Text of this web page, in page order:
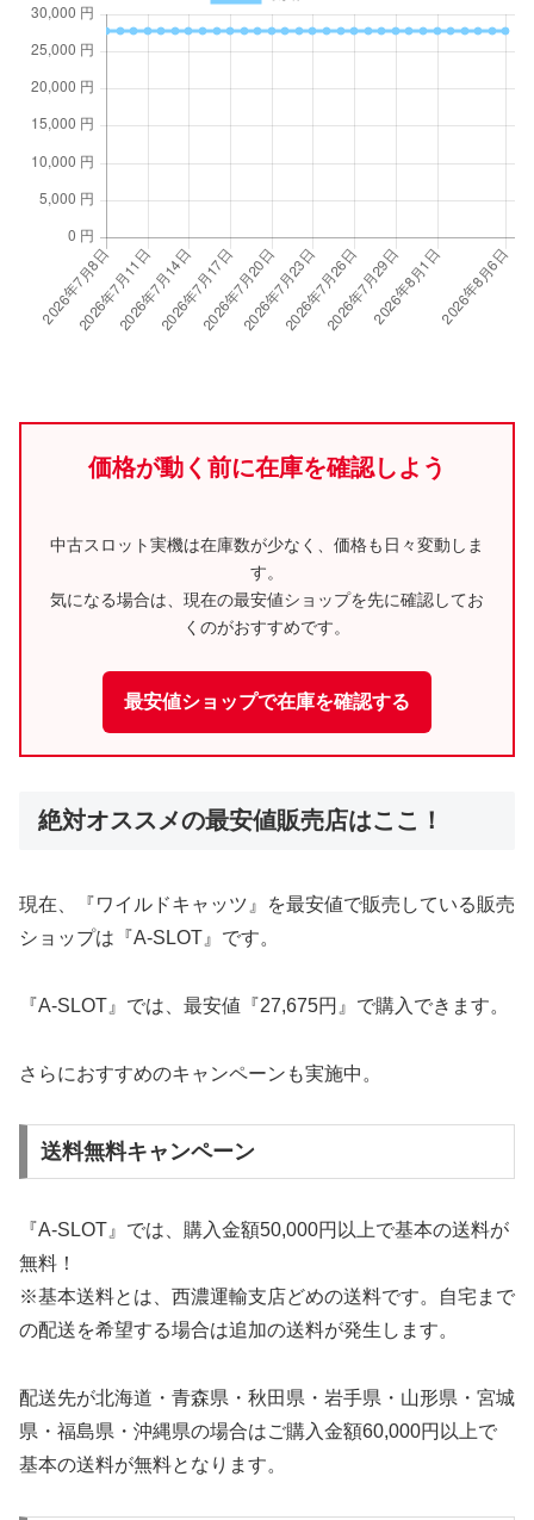
価格が動く前に在庫を確認しよう
中古スロット実機は在庫数が少なく、価格も日々変動しま
す。
気になる場合は、現在の最安値ショップを先に確認してお
くのがおすすめです。
最安値ショップで在庫を確認する
絶対オススメの最安値販売店はここ！
現在、『ワイルドキャッツ』を最安値で販売している販売
ショップは『A-SLOT』です。
『A-SLOT』では、最安値『27,675円』で購入できます。
さらにおすすめのキャンペーンも実施中。
送料無料キャンペーン
『A-SLOT』では、購入金額50,000円以上で基本の送料が
無料！
※基本送料とは、西濃運輸支店どめの送料です。自宅まで
の配送を希望する場合は追加の送料が発生します。
配送先が北海道・青森県・秋田県・岩手県・山形県・宮城
県・福島県・沖縄県の場合はご購入金額60,000円以上で
基本の送料が無料となります。